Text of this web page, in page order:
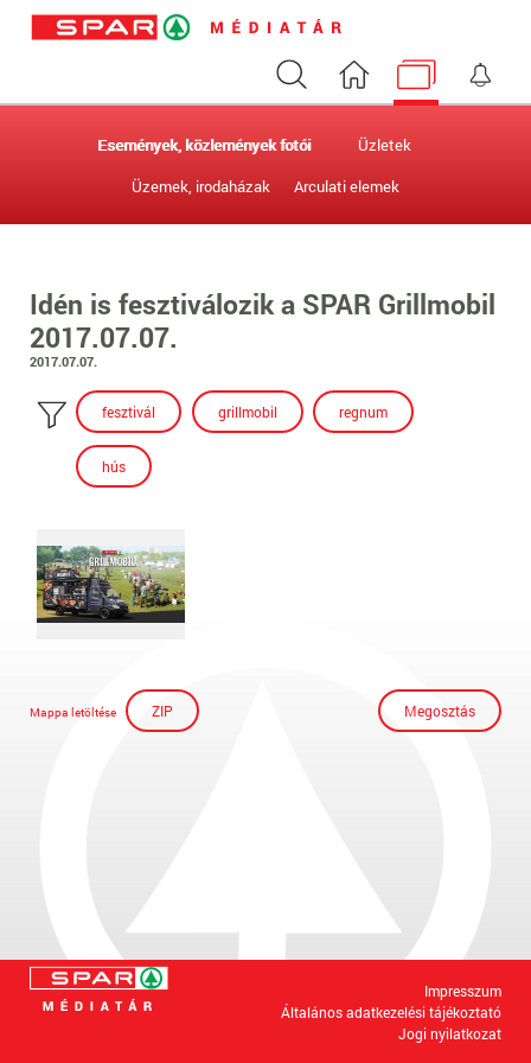
Keresés Nyitóoldal Médiatár
Események, közlemények fotói
Üzletek
Üzemek, irodaházak
Arculati elemek
Idén is fesztiválozik a SPAR Grillmobil
2017.07.07.
2017.07.07.
fesztivál grillmobil regnum
hús
Mappa letöltése ZIP Megosztás
Impresszum
Általános adatkezelési tájékoztató
Jogi nyilatkozat